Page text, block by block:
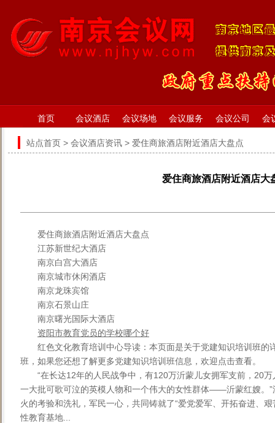
首页 会议酒店 会议场地 会议服务 会议公司 会
站点首页 > 会议酒店资讯 > 爱住商旅酒店附近酒店大盘点
爱住商旅酒店附近酒店大
爱住商旅酒店附近酒店大盘点
江苏新世纪大酒店
南京白宫大酒店
南京城市休闲酒店
南京龙珠宾馆
南京石景山庄
南京曙光国际大酒店
资阳市教育党员的学校哪个好
红色文化教育培训中心导读：本页面是关于党建知识培训班的
班，如果您还想了解更多党建知识培训班信息，欢迎点击查看。
“在长达12年的人民战争中，有120万沂蒙儿女拥军支前，20
一大批可歌可泣的英模人物和一个伟大的女性群体——沂蒙红嫂。
火的考验和洗礼，军民一心，共同铸就了“爱党爱军、开拓奋进、
性教育基地...